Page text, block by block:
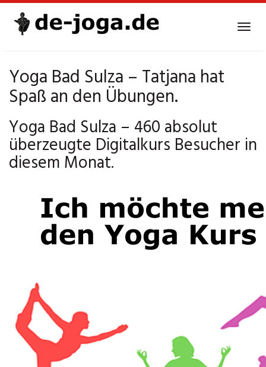
Yoga Bad Sulza – Tatjana hat
Spaß an den Übungen.
Yoga Bad Sulza – 460 absolut
überzeugte Digitalkurs Besucher in
diesem Monat.